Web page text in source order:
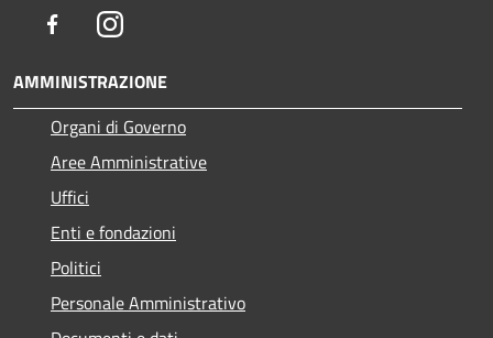
FacebookInstagram
AMMINISTRAZIONE
Organi di Governo
Aree Amministrative
Uffici
Enti e fondazioni
Politici
Personale Amministrativo